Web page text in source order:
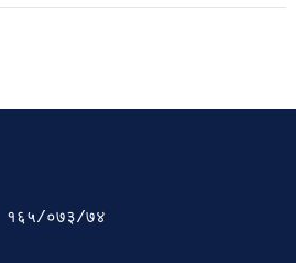
: १६५/०७३/७४